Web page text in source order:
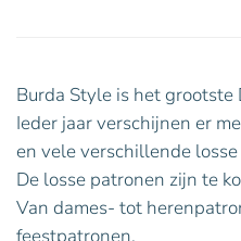
Burda Style is het grootste
Ieder jaar verschijnen er
en vele verschillende
De losse patronen zijn te
Van dames- tot